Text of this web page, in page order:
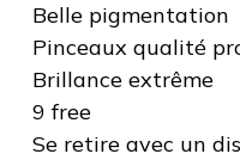
Belle pigmentation
Pinceaux qualité
Brillance extrême
9 free
Se retire avec un